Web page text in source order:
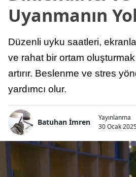
Uyanmanın
Düzenli uyku saatleri,
ve rahat bir ortam
artırır. Beslenme ve stres
yardımcı olur.
Batuhan İmren
Yayınlanma
30 Ocak